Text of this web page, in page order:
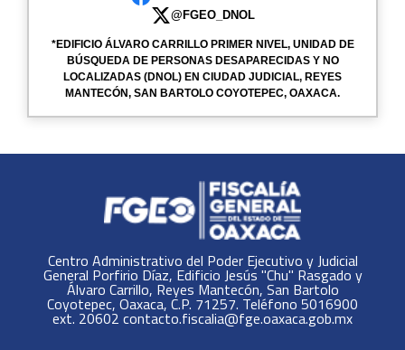
@FGEO_DNOL
*EDIFICIO ÁLVARO CARRILLO PRIMER NIVEL, UNIDAD DE
BÚSQUEDA DE PERSONAS DESAPARECIDAS Y NO
LOCALIZADAS (DNOL) EN CIUDAD JUDICIAL, REYES
MANTECÓN, SAN BARTOLO COYOTEPEC, OAXACA.
Centro Administrativo del Poder Ejecutivo y Judicial
General Porfirio Díaz, Edificio Jesús "Chu" Rasgado y
Álvaro Carrillo, Reyes Mantecón, San Bartolo
Coyotepec, Oaxaca, C.P. 71257. Teléfono 5016900
ext. 20602 contacto.fiscalia@fge.oaxaca.gob.mx